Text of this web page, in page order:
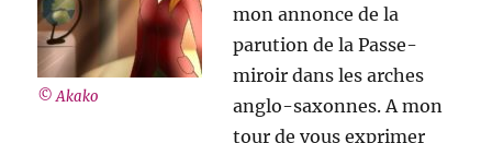
© Akako
mon annonce de la
parution de la Passe-
miroir dans les arches
anglo-saxonnes. A mon
tour de vous exprimer